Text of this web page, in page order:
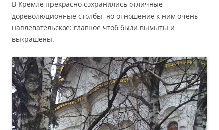
В Кремле прекрасно сохранились отличные
дореволюционные столбы, но отношение к ним очень
наплевательское: главное чтоб были вымыты и
выкрашены.